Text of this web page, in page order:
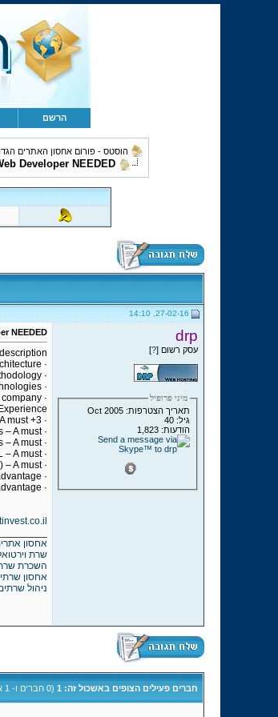
הרשם
הוסטס - פורום אחסון האתרים
Developer NEEDED!
drp
עסק רשום [?
]
מיני פרופיל
תאריך הצטרפות: Oct 2005
גיל: 40
הודעות: 1,823
NEEDED!
· Develop high scale and performance applications with service oriented architecture.
· Work in an agile development methodology.
· Design and develop using cutting edge open source technologies.
· High potential to grow and evolve in an exciting international company.
· 3+ years' development experience using PHP, JavaScript and related technologies – A must.
· Strong problem solving and coding skills – A must.
· Excellent communication skills – A must.
· Experience with PHP, JavaScript,jQuery, CSS and HTML – A must.
· Experience working with relational databases (MYSQL Server) – A must.
· Experience working with non-relational databases MongoDB\Cassandra\Couchbase) – An advantage.
· Experience working with node.js,socket.io – An advantage.
אחסון
שרת
השכרת
אחסון
ניהול
חברים פעילים הצופים באשכול זה: 1 (0 חברים ו- 1 אורחים)